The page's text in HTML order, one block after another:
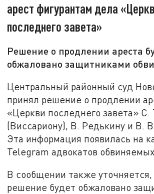
арест фигурантам дела
последнего завета»
Решение о продлении ареста
обжаловано защитниками
Центральный районный суд
принял решение о продлении
«Церкви последнего завета» С.
(Виссариону), В. Редькину и В.
Эта информация появилась на
Telegram адвокатов
В сообщении также
решение будет обжаловано